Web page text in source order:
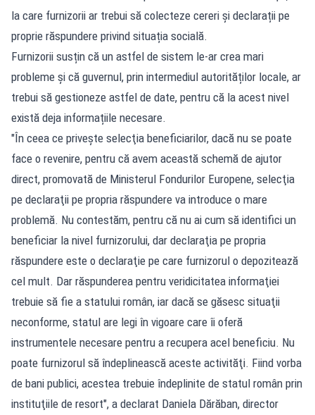
la care furnizorii ar trebui să colecteze cereri și declarații pe
proprie răspundere privind situația socială.
Furnizorii susțin că un astfel de sistem le-ar crea mari
probleme și că guvernul, prin intermediul autorităților locale, ar
trebui să gestioneze astfel de date, pentru că la acest nivel
există deja informațiile necesare.
"În ceea ce priveşte selecţia beneficiarilor, dacă nu se poate
face o revenire, pentru că avem această schemă de ajutor
direct, promovată de Ministerul Fondurilor Europene, selecţia
pe declaraţii pe propria răspundere va introduce o mare
problemă. Nu contestăm, pentru că nu ai cum să identifici un
beneficiar la nivel furnizorului, dar declaraţia pe propria
răspundere este o declaraţie pe care furnizorul o depozitează
cel mult. Dar răspunderea pentru veridicitatea informaţiei
trebuie să fie a statului român, iar dacă se găsesc situaţii
neconforme, statul are legi în vigoare care îi oferă
instrumentele necesare pentru a recupera acel beneficiu. Nu
poate furnizorul să îndeplinească aceste activităţi. Fiind vorba
de bani publici, acestea trebuie îndeplinite de statul român prin
instituţiile de resort", a declarat Daniela Dărăban, director